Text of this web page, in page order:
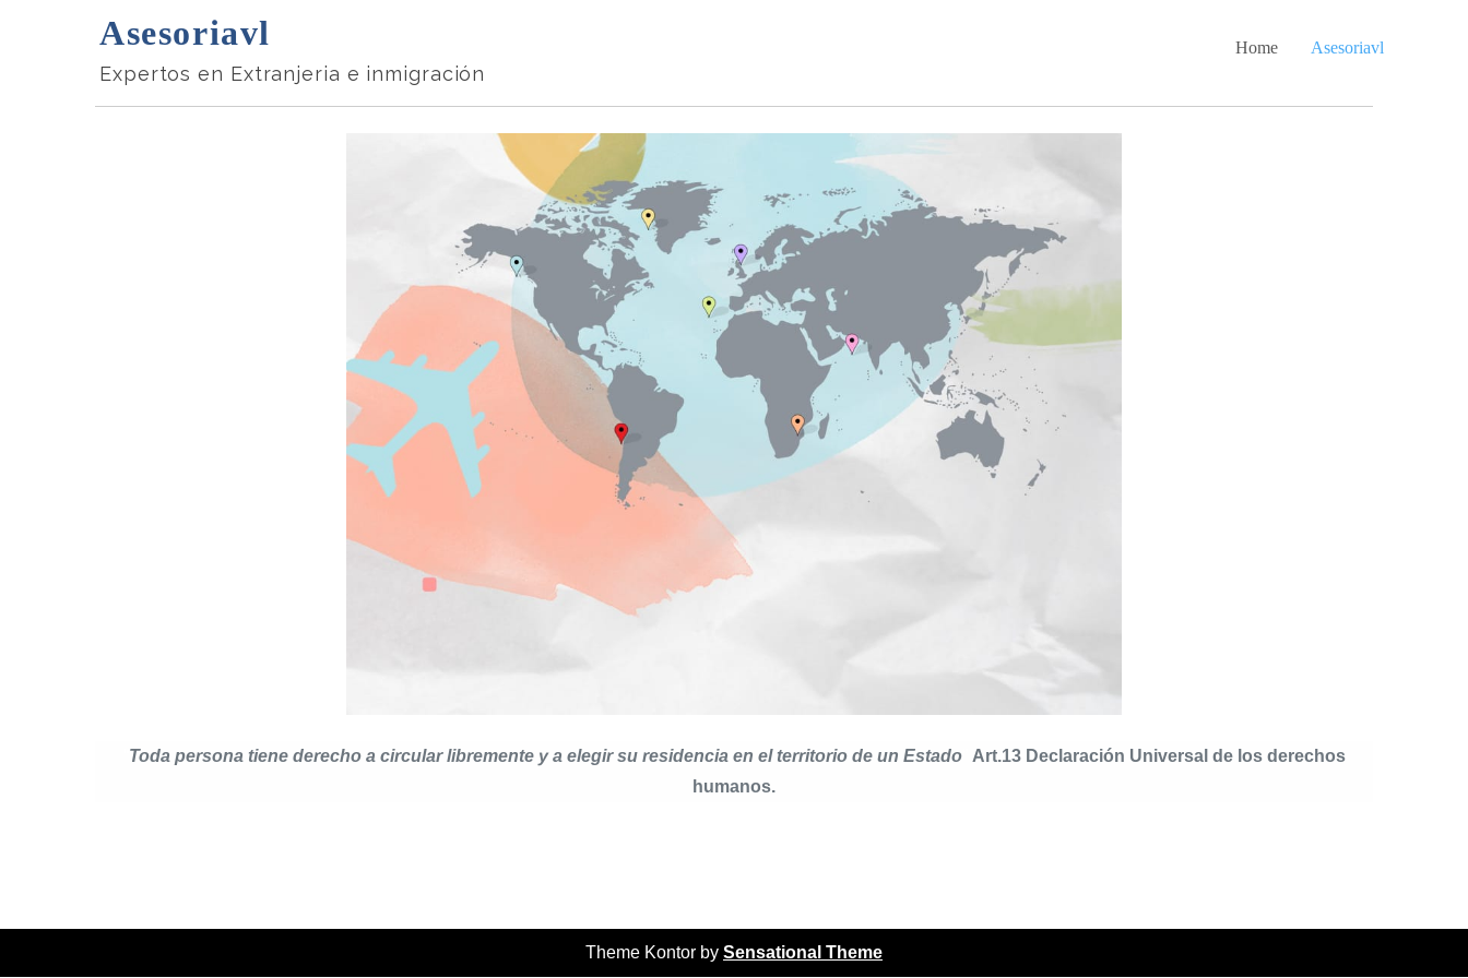
Asesoriavl
Expertos en Extranjeria e inmigración
Home Asesoriavl
Toda persona tiene derecho a circular libremente y a elegir su residencia en el territorio de un Estado” Art.13 Declaración Universal de los derechos
humanos.
Theme Kontor by Sensational Theme